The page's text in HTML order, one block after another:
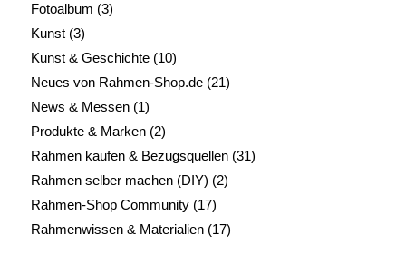
Fotoalbum (3)
Kunst(3)
Kunst & Geschichte(10)
Neues von Rahmen-Shop.de(21)
News & Messen(1)
Produkte & Marken(2)
Rahmen kaufen & Bezugsquellen(31)
Rahmen selber machen (DIY) (2)
Rahmen-Shop Community(17)
Rahmenwissen & Materialien(17)